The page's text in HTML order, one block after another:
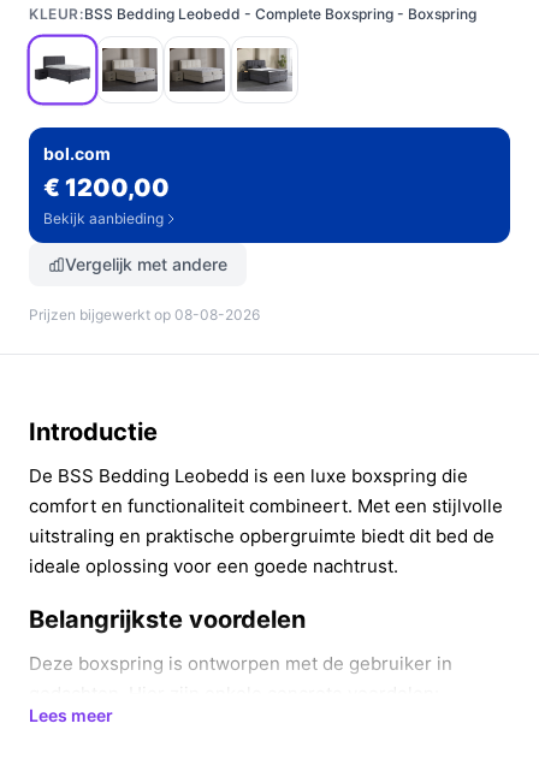
KLEUR:BSS Bedding Leobedd - Complete Boxspring - Boxspring
bol.com
€ 1200,00
Bekijk aanbieding
Vergelijk met andere
Prijzen bijgewerkt op 08-08-2026
Introductie
De BSS Bedding Leobedd is een luxe boxspring die
comfort en functionaliteit combineert. Met een stijlvolle
uitstraling en praktische opbergruimte biedt dit bed de
ideale oplossing voor een goede nachtrust.
Belangrijkste voordelen
Deze boxspring is ontworpen met de gebruiker in
Lees meer